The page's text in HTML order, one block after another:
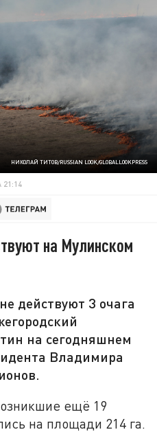
НИКОЛАЙ ТИТОВ/RUSSIAN LOOK/GLOBALLOOKPRESS
21:14
на Мулинском
действуют 3 очага
на сегодняшнем
Владимира
ещё 19
на площади 214 га.